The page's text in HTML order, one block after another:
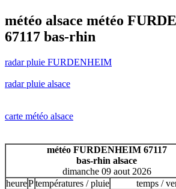
alsace
carte
météo
météo
H
I J K L M
N
T
U
V
W X Y Z
météo alsace météo
67117 bas-rhin
radar pluie FURDENHEIM
radar pluie alsace
carte météo alsace
météo FURDENHEIM 67117
bas-rhin alsace
dimanche 09 aout 2026
heurePtempératures / pluie temps /